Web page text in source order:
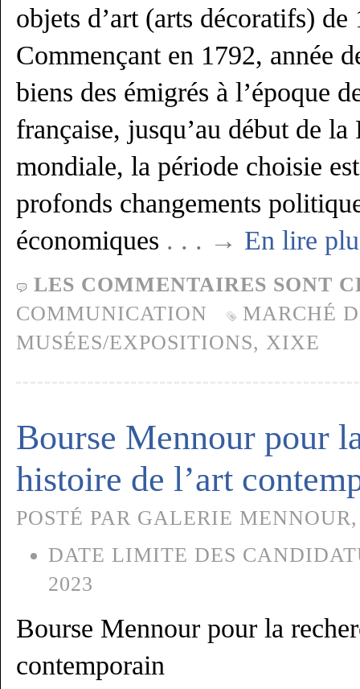
objets d’art (arts décoratifs) de
Commençant en 1792, année
biens des émigrés à l’époque
française, jusqu’au début de la
mondiale, la période choisie
profonds changements
économiques . . . → En lire
LES COMMENTAIRES SONT
COMMUNICATION
MARCHÉ
MUSÉES/EXPOSITIONS, XIXE
Bourse Mennour pour
histoire de l’art
POSTÉ PAR GALERIE
DATE LIMITE DES
2023
Bourse Mennour pour la
contemporain